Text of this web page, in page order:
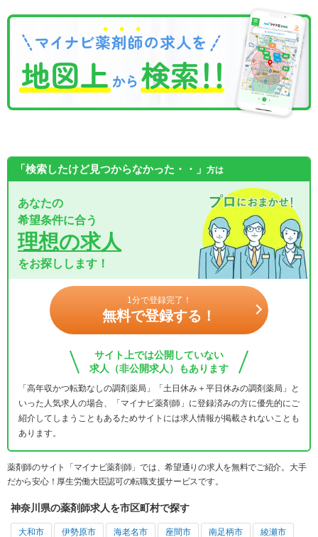
「検索したけど見つからなかった・・」 方は
あなたの
希望条件に合う
理想の求人
をお探しします！
1分で登録完了！
無料で登録する！
サイト上では公開していない
求人（非公開求人）もあります
「高年収かつ転勤なしの調剤薬局」「土日休み＋平日休みの調剤薬局」と
いった人気求人の場合、「マイナビ薬剤師」に登録済みの方に優先的にご
紹介してしまうこともあるためサイトには求人情報が掲載されないことも
あります。
薬剤師のサイト「マイナビ薬剤師」では、希望通りの求人を無料でご紹介。大手
だから安心！厚生労働大臣認可の転職支援サービスです。
神奈川県の薬剤師求人を市区町村で探す
大和市 伊勢原市 海老名市 座間市 南足柄市 綾瀬市